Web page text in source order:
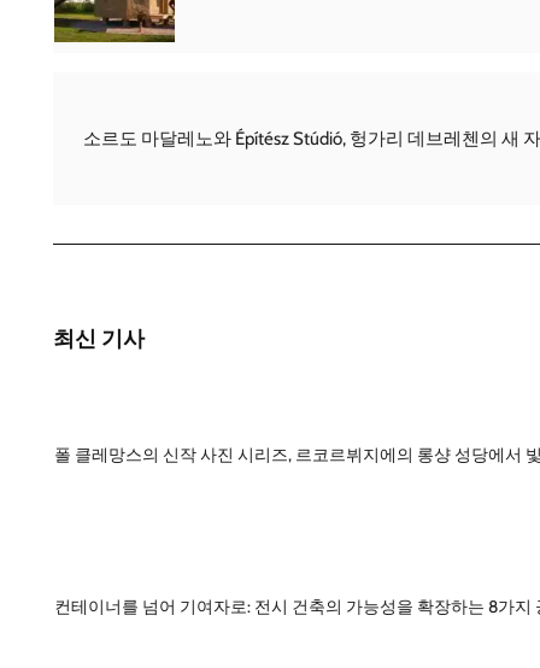
소르도 마달레노와 Építész Stúdió, 헝가리 데브레첸의 새
최신 기사
폴 클레망스의 신작 사진 시리즈, 르코르뷔지에의 롱샹 성당에서
컨테이너를 넘어 기여자로: 전시 건축의 가능성을 확장하는 8가지